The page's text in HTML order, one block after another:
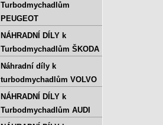
Turbodmychadlům
PEUGEOT
NÁHRADNÍ DÍLY k
Turbodmychadlům ŠKODA
Náhradní díly k
turbodmychadlům VOLVO
NÁHRADNÍ DÍLY k
Turbodmychadlům AUDI